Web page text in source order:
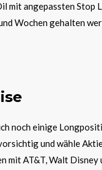
mit angepassten Stop
Wochen gehalten
noch einige
und wähle
mit AT&T, Walt Disney